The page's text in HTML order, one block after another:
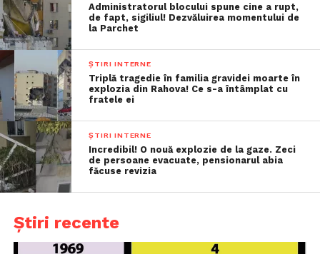
Administratorul blocului spune cine a rupt,
de fapt, sigiliul! Dezvăluirea momentului de
la Parchet
ȘTIRI INTERNE
Triplă tragedie în familia gravidei moarte în
explozia din Rahova! Ce s-a întâmplat cu
fratele ei
ȘTIRI INTERNE
Incredibil! O nouă explozie de la gaze. Zeci
de persoane evacuate, pensionarul abia
făcuse revizia
Știri recente